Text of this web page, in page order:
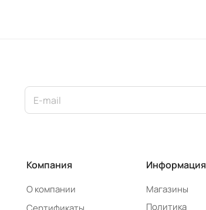
Компания
О компании
Информация
Магазины
Политика